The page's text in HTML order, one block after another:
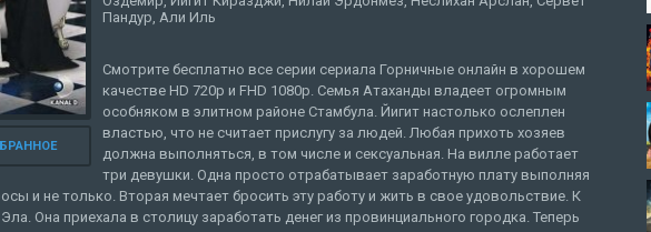
Пандур, Али Иль
Смотрите бесплатно все серии сериала Горничные онлайн в хорошем
качестве HD 720p и FHD 1080p. Семья Атаханды владеет огромным
особняком в элитном районе Стамбула. Йигит настолько ослеплен
властью, что не считает прислугу за людей. Любая прихоть хозяев
должна выполняться, в том числе и сексуальная. На вилле работает
три девушки. Одна просто отрабатывает заработную плату выполняя
и не только. Вторая мечтает бросить эту работу и жить в свое удовольствие. К
Она приехала в столицу заработать денег из провинциального городка. Теперь